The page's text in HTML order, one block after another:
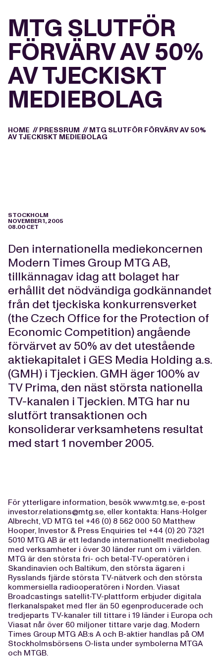
MTG SLUTFÖR
FÖRVÄRV AV 50%
AV TJECKISKT
MEDIEBOLAG
HOME // PRESSRUM // MTG SLUTFÖR FÖRVÄRV AV 50%
AV TJECKISKT MEDIEBOLAG
STOCKHOLM
NOVEMBER 1, 2005
08.00 CET
Den internationella mediekoncernen
Modern Times Group MTG AB,
tillkännagav idag att bolaget har
erhållit det nödvändiga godkännandet
från det tjeckiska konkurrensverket
(the Czech Office for the Protection of
Economic Competition) angående
förvärvet av 50% av det utestående
aktiekapitalet i GES Media Holding a.s.
(GMH) i Tjeckien. GMH äger 100% av
TV Prima, den näst största nationella
TV-kanalen i Tjeckien. MTG har nu
slutfört transaktionen och
konsoliderar verksamhetens resultat
med start 1 november 2005.
För ytterligare information, besök www.mtg.se, e-post
investor.relations@mtg.se, eller kontakta: Hans-Holger
Albrecht, VD MTG tel +46 (0) 8 562 000 50 Matthew
Hooper, Investor & Press Enquiries tel +44 (0) 20 7321
5010 MTG AB är ett ledande internationellt mediebolag
med verksamheter i över 30 länder runt om i världen.
MTG är den största fri- och betal-TV-operatören i
Skandinavien och Baltikum, den största ägaren i
Rysslands fjärde största TV-nätverk och den största
kommersiella radiooperatören i Norden. Viasat
Broadcastings satellit-TV-plattform erbjuder digitala
flerkanalspaket med fler än 50 egenproducerade och
tredjeparts TV-kanaler till tittare i 19 länder i Europa och
Viasat når över 60 miljoner tittare varje dag. Modern
Times Group MTG AB:s A och B-aktier handlas på OM
Stockholmsbörsens O-lista under symbolerna MTGA
och MTGB.